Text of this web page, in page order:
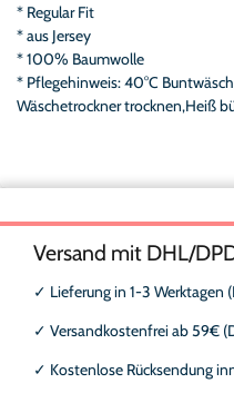
* Regular Fit
* aus Jersey
* 100% Baumwolle
* Pflegehinweis: 40°C
Wäschetrockner trocknen,Heiß
Versand mit DHL/
✓ Lieferung in 1-3 Werktagen
✓ Versandkostenfrei ab 59€
✓ Kostenlose Rücksendung